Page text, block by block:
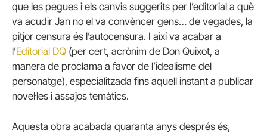
que les pegues i els canvis suggerits per l’editorial a què
va acudir Jan no el va convèncer gens… de vegades, la
pitjor censura és l’autocensura. I així va acabar a
l’Editorial DQ (per cert, acrònim de Don Quixot, a
manera de proclama a favor de l’idealisme del
personatge), especialitzada fins aquell instant a publicar
novel·les i assajos temàtics.
Aquesta obra acabada quaranta anys després és,